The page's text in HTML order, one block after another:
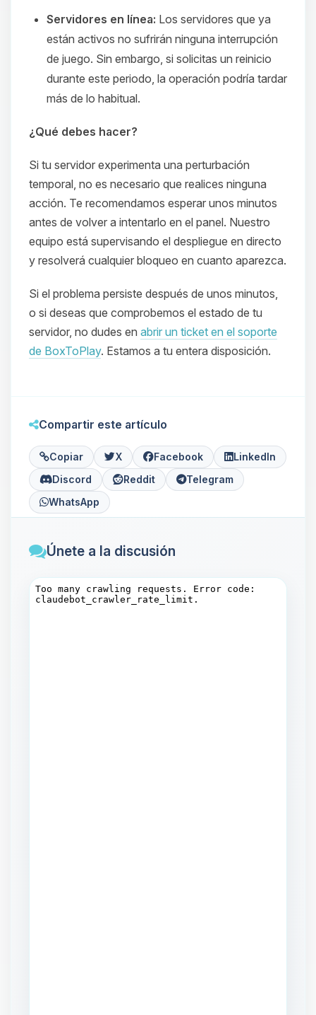
Servidores en línea: Los servidores que ya
están activos no sufrirán ninguna interrupción
de juego. Sin embargo, si solicitas un reinicio
durante este periodo, la operación podría tardar
más de lo habitual.
¿Qué debes hacer?
Si tu servidor experimenta una perturbación
temporal, no es necesario que realices ninguna
acción. Te recomendamos esperar unos minutos
antes de volver a intentarlo en el panel. Nuestro
equipo está supervisando el despliegue en directo
y resolverá cualquier bloqueo en cuanto aparezca.
Si el problema persiste después de unos minutos,
o si deseas que comprobemos el estado de tu
servidor, no dudes en abrir un ticket en el soporte
de BoxToPlay. Estamos a tu entera disposición.
Compartir este artículo
Copiar X Facebook
LinkedIn
Discord
Reddit
Telegram
WhatsApp
Únete a la discusión
Yupi, por fin alguien con quien
hablar! Soy Choupy, tu pequeno
asistente de BoxToPlay. Cuentame
que necesitas y moveré mis
pequenos circuitos para ayudarte.
07/08/2026 11:30